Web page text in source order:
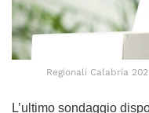
Regionali Calabria
L’ultimo sondaggio